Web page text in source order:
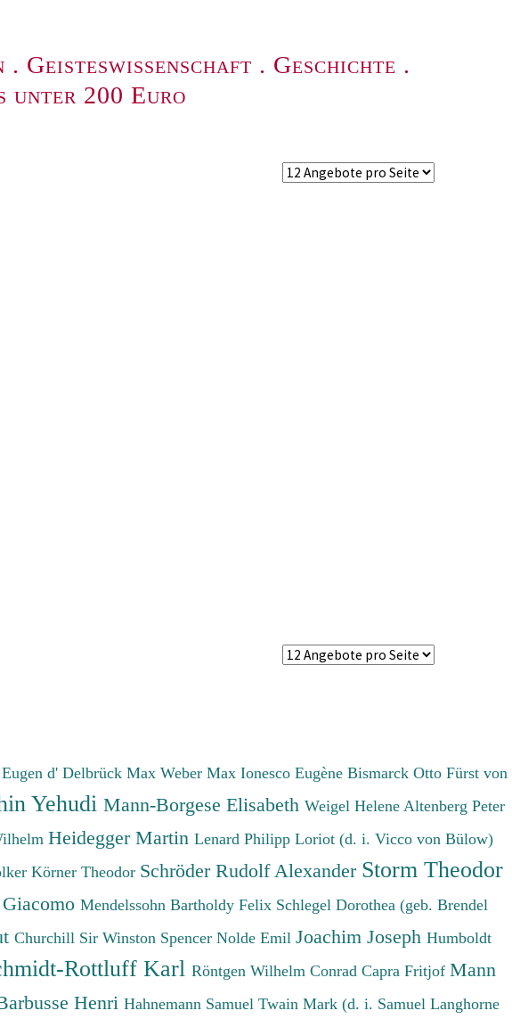
. Geisteswissenschaft . Geschichte .
unter 200 Euro
d'Delbrück MaxWeber MaxIonesco EugèneBismarck Otto Fürst von
Yehudi Mann-Borgese Elisabeth Weigel Helene Altenberg Peter
Heidegger Martin Lenard Philipp Loriot (d. i. Vicco von Bülow)
Körner Theodor Schröder Rudolf Alexander Storm Theodor
Mendelssohn Bartholdy Felix Schlegel Dorothea (geb. Brendel
Churchill Sir Winston Spencer Nolde Emil Joachim Joseph Humboldt
Rottluff Karl Röntgen Wilhelm Conrad Capra Fritjof Mann
Henri Hahnemann Samuel Twain Mark (d. i. Samuel Langhorne